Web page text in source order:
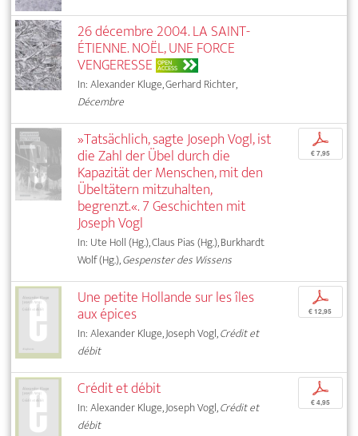
26 décembre 2004. LA SAINT-
ÉTIENNE. NOËL, UNE FORCE
VENGERESSE OPEN
ACCESS
In: Alexander Kluge, Gerhard Richter,
Décembre
»Tatsächlich, sagte Joseph Vogl, ist
die Zahl der Übel durch die
Kapazität der Menschen, mit den
Übeltätern mitzuhalten,
begrenzt.«. 7 Geschichten mit
Joseph Vogl
In: Ute Holl (Hg.), Claus Pias (Hg.), Burkhardt
Wolf (Hg.),Gespenster des Wissens
p
€ 7,95
Une petite Hollande sur les îles
aux épices
In: Alexander Kluge, Joseph Vogl,Crédit et
débit
p
€ 12,95
Crédit et débit
In: Alexander Kluge, Joseph Vogl,Crédit et
débit
p
€ 4,95